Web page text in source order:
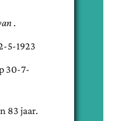
.
5-1923
30-7-
83 jaar.